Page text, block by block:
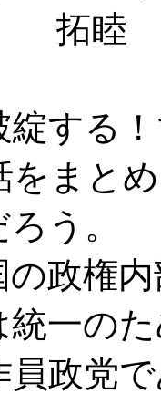
拓睦
綻する
をまと
う。
の政権
統一の
員政党